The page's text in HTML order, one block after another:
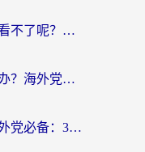
为什么有的搜狐视频在海外看不了呢？留学生亲测有效的回国加速攻略
咕咕语音国外地区限制怎么办？海外党必备的回国加速器选择指南（附音悦Tai、搜狐视频解决妙招）
阿联酋怎么打不开美团？海外党必备：3步解决回国追剧、看球、刷B站的全部烦恼